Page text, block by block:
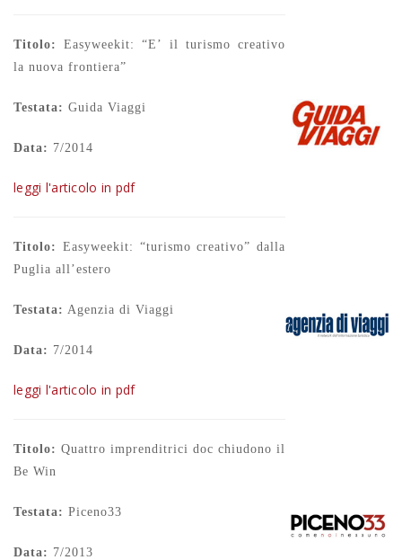
Titolo:
Easyweekit: “E’ il turismo creativo
la nuova frontiera”
Testata: Guida Viaggi
Data: 7/2014
leggi l'articolo in pdf
Titolo: Easyweekit: “turismo creativo” dalla
Puglia all’estero
Testata: Agenzia di Viaggi
Data: 7/2014
leggi l'articolo in pdf
Titolo: Quattro imprenditrici doc chiudono il
Be Win
Testata: Piceno33
Data: 7/2013